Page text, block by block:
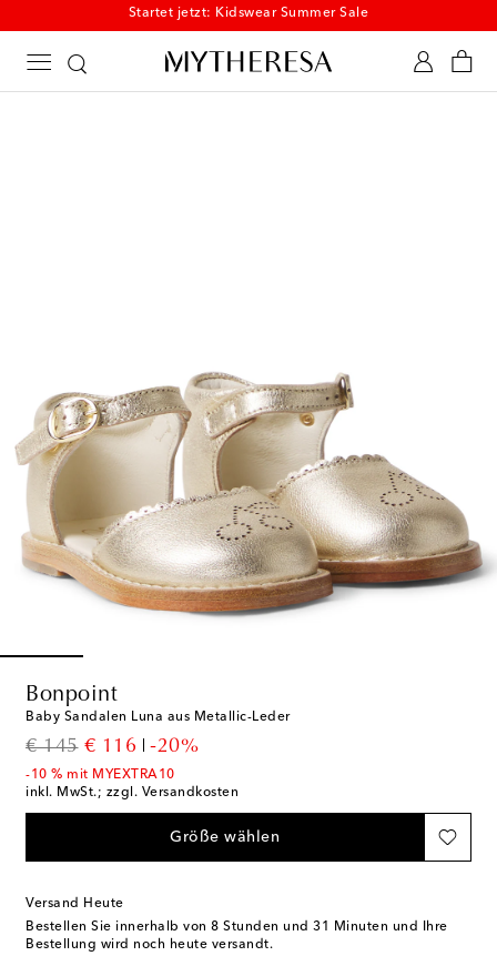
Startet jetzt: Kidswear Summer Sale
Bonpoint
Baby Sandalen Luna aus Metallic-Leder
€ 145
original price
€ 116
discount price
-20%
-10 % mit MYEXTRA10
inkl. MwSt.; zzgl. Versandkosten
Größe wählen
Versand Heute
Bestellen Sie innerhalb von 8 Stunden und 31 Minuten und Ihre
Bestellung wird noch heute versandt.